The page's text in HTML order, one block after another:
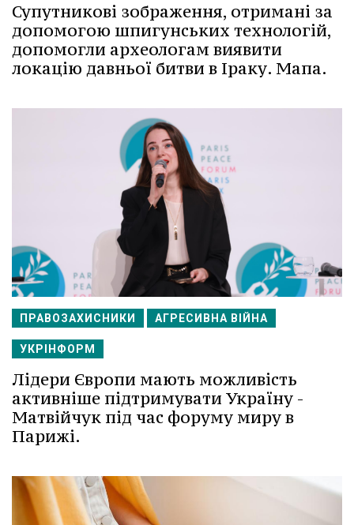
Супутникові зображення, отримані за
допомогою шпигунських технологій,
допомогли археологам виявити
локацію давньої битви в Іраку. Мапа.
ПРАВОЗАХИСНИКИ АГРЕСИВНА ВІЙНА
УКРІНФОРМ
Лідери Європи мають можливість
активніше підтримувати Україну -
Матвійчук під час форуму миру в
Парижі.